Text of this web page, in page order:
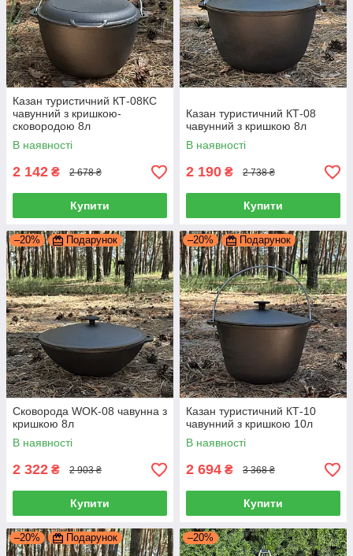
Казан туристичний КТ-08КС
чавунний з кришкою-
сковородою 8л
В наявності
2 142 ₴ 2 678 ₴
Купити
Казан туристичний КТ-08
чавунний з кришкою 8л
В наявності
2 190 ₴ 2 738 ₴
Купити
–20% Подарунок
Сковорода WOK-08 чавунна з
кришкою 8л
В наявності
2 322 ₴ 2 903 ₴
Купити
–20% Подарунок
Казан туристичний КТ-10
чавунний з кришкою 10л
В наявності
2 694 ₴ 3 368 ₴
Купити
–20% Подарунок –20%